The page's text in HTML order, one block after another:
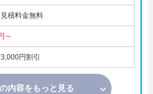
積料金無料
～
円割引
内容をもっと見る